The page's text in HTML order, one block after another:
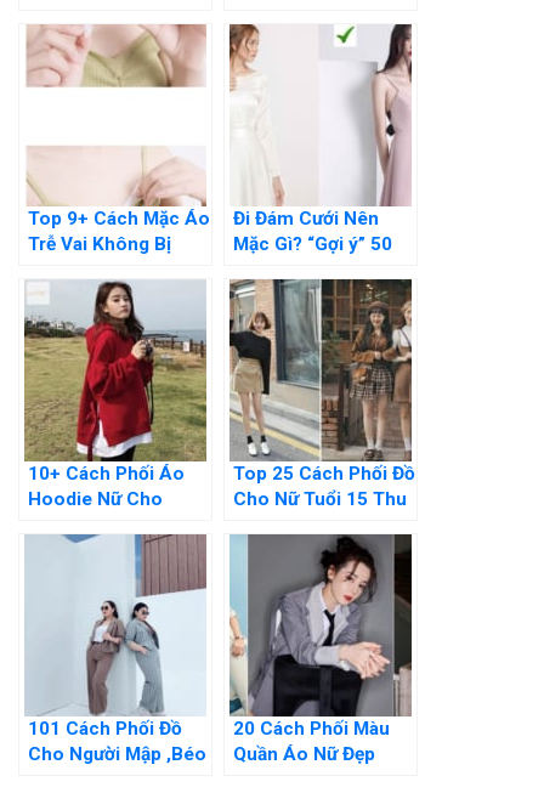
Chuẩn Đẹp
Xinh
Top 9+ Cách Mặc Áo
Trễ Vai Không Bị
Áo
Đi Đám Cưới Nên
Mặc Gì? “Gợi ý” 50
Đẹp Nhất
10+ Cách Phối Áo
Hoodie Nữ Cho
Hack Dáng
Top 25 Cách Phối Đồ
Cho Nữ Tuổi 15 Thu
101 Cách Phối Đồ
Cho Người Mập ,Béo
20 Cách Phối Màu
Quần Áo Nữ Đẹp